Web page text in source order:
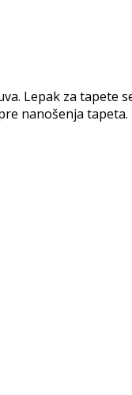
Lepak za
nanošenja tapeta.